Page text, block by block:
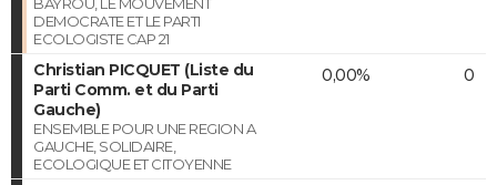
DEMOCRATE ET LE PARTI
ECOLOGISTE CAP 21
Christian PICQUET (Liste du
Parti Comm. et du Parti
Gauche)
ENSEMBLE POUR UNE REGION A
GAUCHE, SOLIDAIRE,
ECOLOGIQUE ET CITOYENNE
0,00% 0